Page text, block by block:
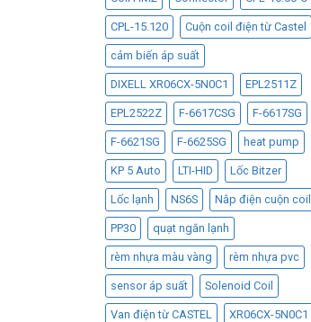
CPL-15.120 Cuộn coil điện từ Castel
cảm biến áp suất
DIXELL XR06CX-5N0C1 EPL2511Z
EPL2522Z F-6617CSG F-6617SG
F-6621SG F-6625SG heat pump
KP 5 Auto LTI-HID Lốc Bitzer
Lốc lạnh NS6S Nắp điện cuộn coil
PP30 quạt ngăn lạnh
rèm nhựa màu vàng rèm nhựa pvc
sensor áp suất Solenoid Coil
Van điện từ CASTEL XR06CX-5N0C1